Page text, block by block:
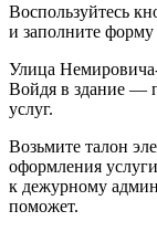
Воспользуйтесь
и заполните форму
Улица
Войдя в здание —
услуг.
Возьмите талон
оформления
к дежурному
поможет.